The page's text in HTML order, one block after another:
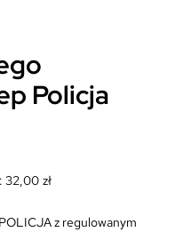
Policja
32,00 zł
z regulowanym